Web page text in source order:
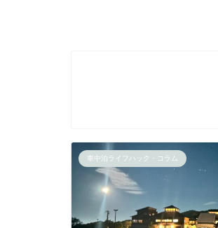
車中泊ライフハック・コラム